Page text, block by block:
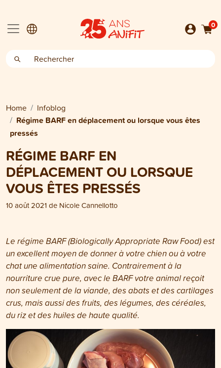
0
Home Infoblog
Régime BARF en déplacement ou lorsque vous êtes
pressés
RÉGIME BARF EN
DÉPLACEMENT OU LORSQUE
VOUS ÊTES PRESSÉS
10 août 2021 de Nicole Cannellotto
Le régime BARF (Biologically Appropriate Raw Food) est
un excellent moyen de donner à votre chien ou à votre
chat une alimentation saine. Contrairement à la
nourriture crue pure, avec le BARF votre animal reçoit
non seulement de la viande, des abats et des cartilages
crus, mais aussi des fruits, des légumes, des céréales,
du riz et des huiles de haute qualité.